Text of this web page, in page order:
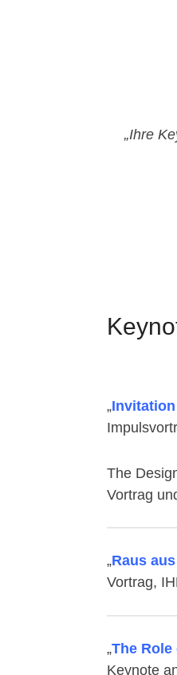
„Ihre
„
The
Vortrag
„Raus
Vortrag,
„The
Keynote